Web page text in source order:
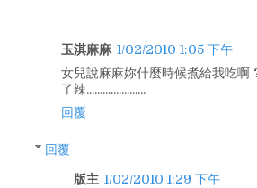
玉淇麻麻 1/02/2010 1:05 下午
女兒說麻麻妳什麼時候煮給我吃啊
了辣......................
回覆
回覆
版主 1/02/2010 1:29 下午